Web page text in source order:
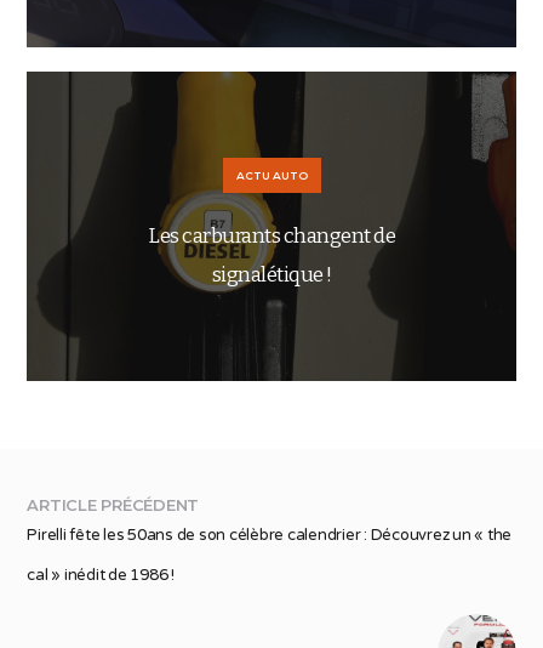
ACTU AUTO
Les carburants changent de
signalétique !
ARTICLE PRÉCÉDENT
Pirelli fête les 50ans de son célèbre calendrier : Découvrez un « the
cal » inédit de 1986 !